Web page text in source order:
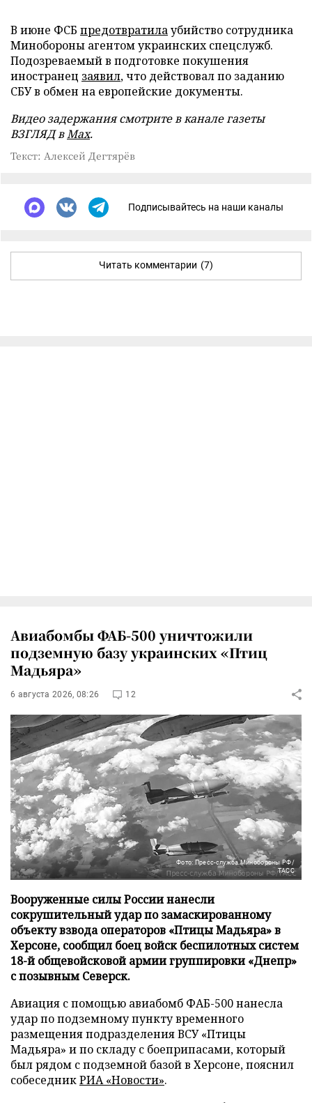
В июне ФСБ предотвратилаубийство сотрудника
Минобороны агентом украинских спецслужб.
Подозреваемый в подготовке покушения
иностранец заявил, что действовал по заданию
СБУ в обмен на европейские документы.
Видео задержания смотрите в канале газеты
ВЗГЛЯД вMax.
Текст: Алексей Дегтярёв
Подписывайтесь на наши каналы
Читать комментарии (7)
Авиабомбы ФАБ-500 уничтожили
подземную базу украинских «Птиц
Мадьяра»
6 августа 2026, 08:26 12
Фото: Пресс-служба Минобороны РФ/
ТАСС
Вооруженные силы России нанесли
сокрушительный удар по замаскированному
объекту взвода операторов «Птицы Мадьяра» в
Херсоне, сообщил боец войск беспилотных систем
18-й общевойсковой армии группировки «Днепр»
с позывным Северск.
Авиация с помощью авиабомб ФАБ-500 нанесла
удар по подземному пункту временного
размещения подразделения ВСУ «Птицы
Мадьяра» и по складу с боеприпасами, который
был рядом с подземной базой в Херсоне, пояснил
собеседникРИА «Новости».